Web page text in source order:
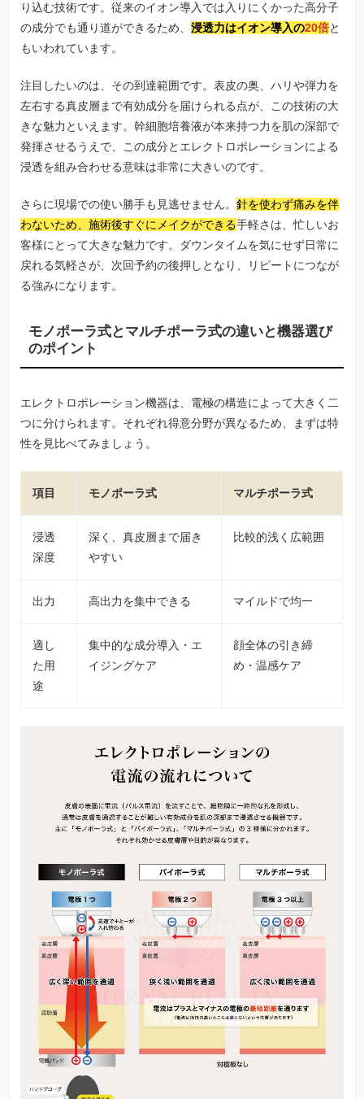
り込む技術です。従来のイオン導入では入りにくかった高分子
の成分でも通り道ができるため、浸透力はイオン導入の20倍と
もいわれています。
注目したいのは、その到達範囲です。表皮の奥、ハリや弾力を
左右する真皮層まで有効成分を届けられる点が、この技術の大
きな魅力といえます。幹細胞培養液が本来持つ力を肌の深部で
発揮させるうえで、この成分とエレクトロポレーションによる
浸透を組み合わせる意味は非常に大きいのです。
さらに現場での使い勝手も見逃せません。針を使わず痛みを伴
わないため、施術後すぐにメイクができる手軽さは、忙しいお
客様にとって大きな魅力です。ダウンタイムを気にせず日常に
戻れる気軽さが、次回予約の後押しとなり、リピートにつなが
る強みになります。
モノポーラ式とマルチポーラ式の違いと機器選び
のポイント
エレクトロポレーション機器は、電極の構造によって大きく二
つに分けられます。それぞれ得意分野が異なるため、まずは特
性を見比べてみましょう。
項目 モノポーラ式 マルチポーラ式
浸透
深度
深く、真皮層まで届き
やすい
比較的浅く広範囲
出力 高出力を集中できる マイルドで均一
適し
た用
途
集中的な成分導入・エ
イジングケア
顔全体の引き締
め・温感ケア